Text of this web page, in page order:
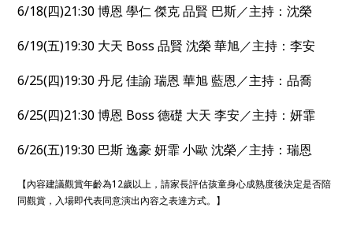
6/18(四)21:30 博恩 學仁 傑克 品賢 巴斯／主持：沈榮
6/19(五)19:30 大天 Boss 品賢 沈榮 華旭／主持：李安
6/25(四)19:30 丹尼 佳諭 瑞恩 華旭 藍恩／主持：品喬
6/25(四)21:30 博恩 Boss 德礎 大天 李安／主持：妍霏
6/26(五)19:30 巴斯 逸豪 妍霏 小歐 沈榮／主持：瑞恩
【內容建議觀賞年齡為12歲以上，請家長評估孩童身心成熟度後決定是否陪
同觀賞，入場即代表同意演出內容之表達方式。】